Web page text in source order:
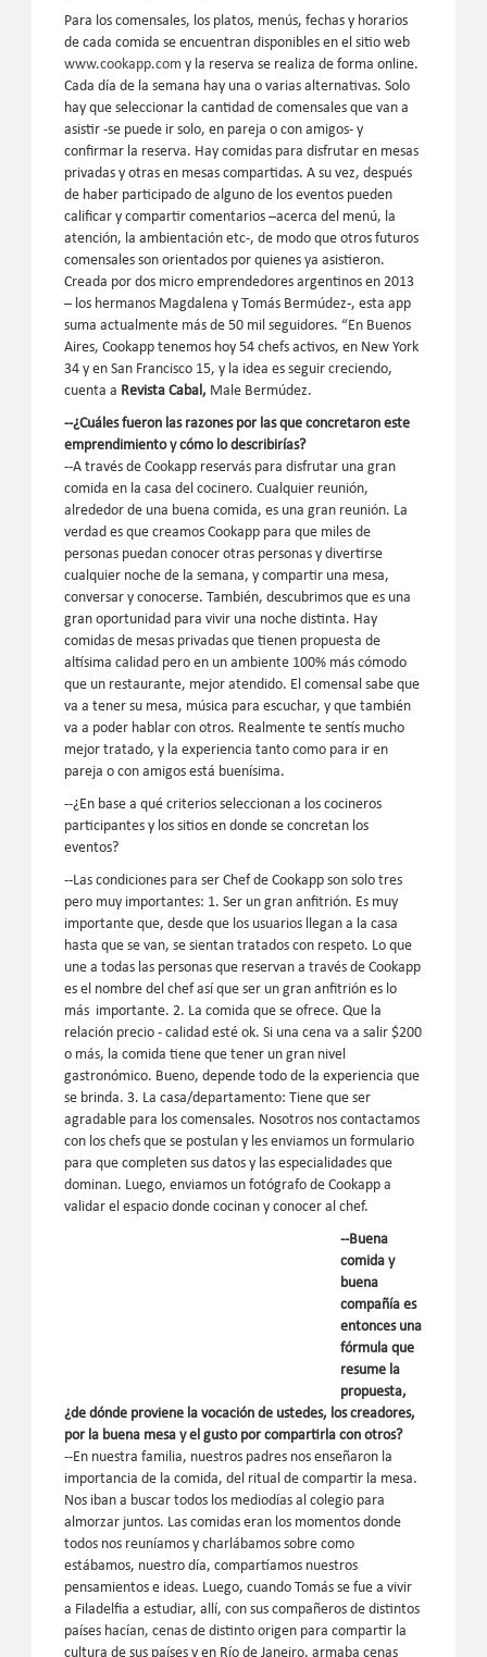
Para los comensales, los platos, menús, fechas y horarios
de cada comida se encuentran disponibles en el sitio web
www.cookapp.com y la reserva se realiza de forma online.
Cada día de la semana hay una o varias alternativas. Solo
hay que seleccionar la cantidad de comensales que van a
asistir -se puede ir solo, en pareja o con amigos- y
confirmar la reserva. Hay comidas para disfrutar en mesas
privadas y otras en mesas compartidas. A su vez, después
de haber participado de alguno de los eventos pueden
calificar y compartir comentarios –acerca del menú, la
atención, la ambientación etc-, de modo que otros futuros
comensales son orientados por quienes ya asistieron.
Creada por dos micro emprendedores argentinos en 2013
– los hermanos Magdalena y Tomás Bermúdez-, esta app
suma actualmente más de 50 mil seguidores. “En Buenos
Aires, Cookapp tenemos hoy 54 chefs activos, en New York
34 y en San Francisco 15, y la idea es seguir creciendo,
cuenta a Revista Cabal, Male Bermúdez.
--¿Cuáles fueron las razones por las que concretaron este
emprendimiento y cómo lo describirías?
--A través de Cookapp reservás para disfrutar una gran
comida en la casa del cocinero. Cualquier reunión,
alrededor de una buena comida, es una gran reunión. La
verdad es que creamos Cookapp para que miles de
personas puedan conocer otras personas y divertirse
cualquier noche de la semana, y compartir una mesa,
conversar y conocerse. También, descubrimos que es una
gran oportunidad para vivir una noche distinta. Hay
comidas de mesas privadas que tienen propuesta de
altísima calidad pero en un ambiente 100% más cómodo
que un restaurante, mejor atendido. El comensal sabe que
va a tener su mesa, música para escuchar, y que también
va a poder hablar con otros. Realmente te sentís mucho
mejor tratado, y la experiencia tanto como para ir en
pareja o con amigos está buenísima.
--¿En base a qué criterios seleccionan a los cocineros
participantes y los sitios en donde se concretan los
eventos?
--Las condiciones para ser Chef de Cookapp son solo tres
pero muy importantes: 1. Ser un gran anfitrión. Es muy
importante que, desde que los usuarios llegan a la casa
hasta que se van, se sientan tratados con respeto. Lo que
une a todas las personas que reservan a través de Cookapp
es el nombre del chef así que ser un gran anfitrión es lo
más importante. 2. La comida que se ofrece. Que la
relación precio - calidad esté ok. Si una cena va a salir $200
o más, la comida tiene que tener un gran nivel
gastronómico. Bueno, depende todo de la experiencia que
se brinda. 3. La casa/departamento: Tiene que ser
agradable para los comensales. Nosotros nos contactamos
con los chefs que se postulan y les enviamos un formulario
para que completen sus datos y las especialidades que
dominan. Luego, enviamos un fotógrafo de Cookapp a
validar el espacio donde cocinan y conocer al chef.
--Buena
comida y
buena
compañía es
entonces una
fórmula que
resume la
propuesta,
¿de dónde proviene la vocación de ustedes, los creadores,
por la buena mesa y el gusto por compartirla con otros?
--En nuestra familia, nuestros padres nos enseñaron la
importancia de la comida, del ritual de compartir la mesa.
Nos iban a buscar todos los mediodías al colegio para
almorzar juntos. Las comidas eran los momentos donde
todos nos reuníamos y charlábamos sobre como
estábamos, nuestro día, compartíamos nuestros
pensamientos e ideas. Luego, cuando Tomás se fue a vivir
a Filadelfia a estudiar, allí, con sus compañeros de distintos
países hacían, cenas de distinto origen para compartir la
cultura de sus países y en Río de Janeiro, armaba cenas